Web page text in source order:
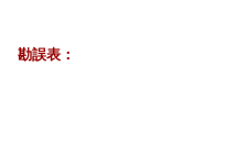
勘誤表：